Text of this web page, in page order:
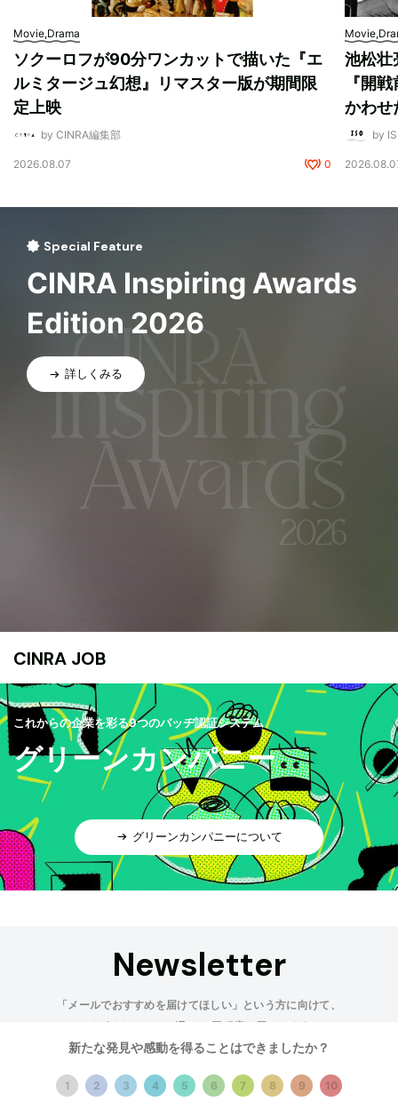
新たな発見や感動を得ることはできましたか？
1 2 3 4 5 6 7 8 9 10
Movie,Drama
ソクーロフが90分ワンカットで描いた『エ
ルミタージュ幻想』リマスター版が期間限
定上映
by CINRA編集部
2026.08.07 0
池松壮
『開
かわせ
by
Special Feature
CINRA Inspiring Awards
Edition 2026
詳しくみる
CINRA JOB
これからの企業を彩る9つのバッヂ認証システム
グリーンカンパニー
グリーンカンパニーについて
Newsletter
「メールでおすすめを届けてほしい」という方に向けて、
さまざまなテーマで週3〜4回程度お届けします。
受け取る